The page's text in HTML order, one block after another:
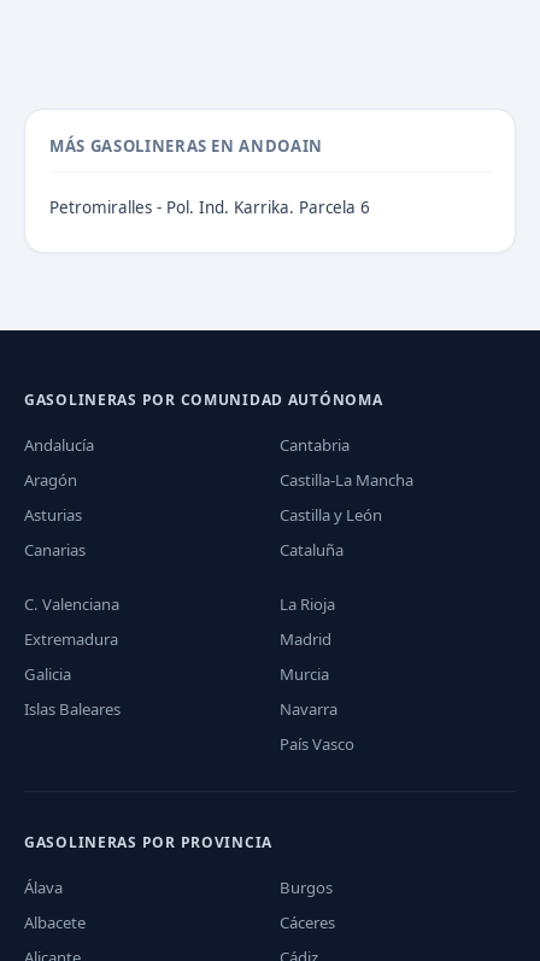
MÁS GASOLINERAS EN ANDOAIN
Petromiralles - Pol. Ind. Karrika. Parcela 6
GASOLINERAS POR COMUNIDAD AUTÓNOMA
Andalucía
Aragón
Asturias
Canarias
Cantabria
Castilla-La Mancha
Castilla y León
Cataluña
C. Valenciana
Extremadura
Galicia
Islas Baleares
La Rioja
Madrid
Murcia
Navarra
País Vasco
GASOLINERAS POR PROVINCIA
Álava
Albacete
Burgos
Cáceres